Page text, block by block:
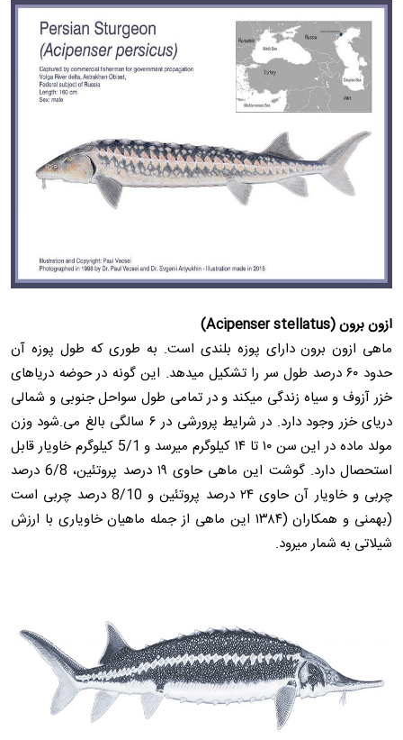
ازون برون (Acipenser stellatus)
ماهی ازون برون دارای پوزه بلندی است. به طوری که طول پوزه آن
حدود ۶۰ درصد طول سر را تشکیل میدهد. این گونه در حوضه دریاهای
خزر آزوف و سیاه زندگی میکند و در تمامی طول سواحل جنوبی و شمالی
دریای خزر وجود دارد. در شرایط پرورشی در ۶ سالگی بالغ می.شود وزن
مولد ماده در این سن ۱۰ تا ۱۴ کیلوگرم میرسد و 5/1 کیلوگرم خاویار قابل
استحصال دارد. گوشت این ماهی حاوی ۱۹ درصد پروتئین، 6/8 درصد
چربی و خاویار آن حاوی ۲۴ درصد پروتئین و 8/10 درصد چربی است
(بهمنی و همکاران (۱۳۸۴ این ماهی از جمله ماهیان خاویاری با ارزش
شیلاتی به شمار میرود.